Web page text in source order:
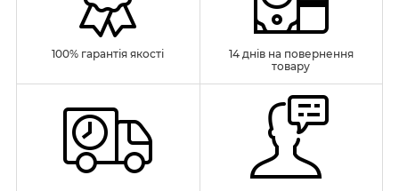
100% гарантія якості
14 днів на повернення
товару